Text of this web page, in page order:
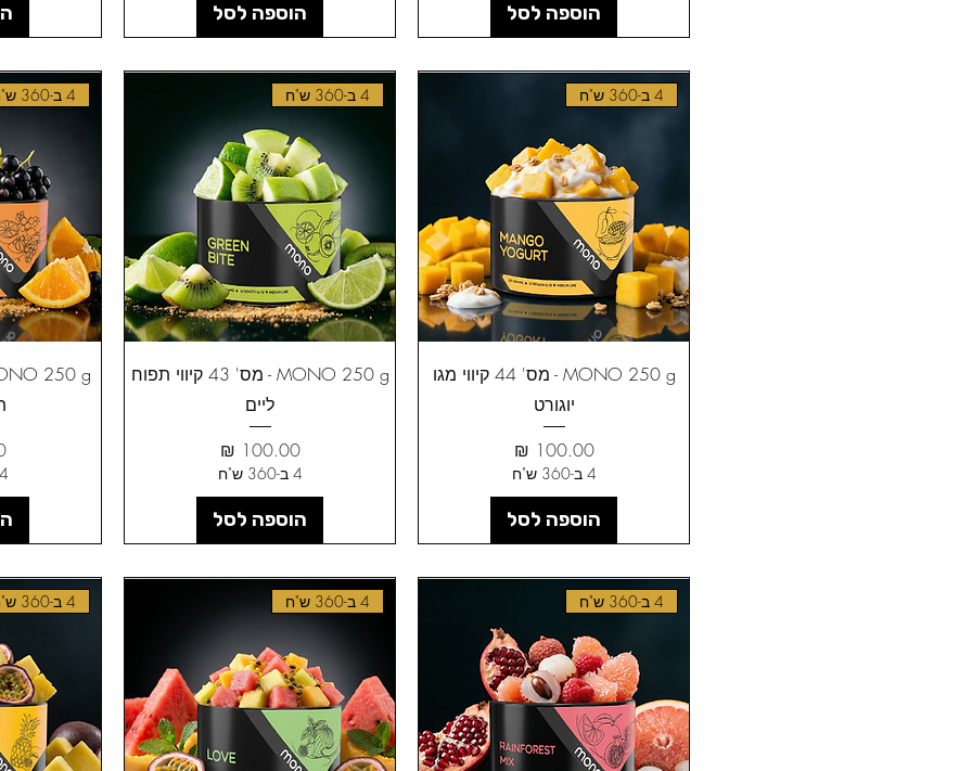
הוספה לסל הוספה לסל
4 ב-360 ש"ח
MONO 250 g - מס' 44 קיווי מגו
יוגורט
מחיר‏100.00 ‏₪
4 ב-360 ש"ח
הוספה לסל
4 ב-360 ש"ח
MONO 250 g - מס' 43 קיווי תפוח
ליים
מחיר‏100.00 ‏₪
4 ב-360 ש"ח
הוספה לסל
4 ב-360 ש"ח
‏100.00 ‏₪
4 ב-360 ש"ח
4 ב-360 ש"ח 4 ב-360 ש"ח 4 ב-360 ש"ח